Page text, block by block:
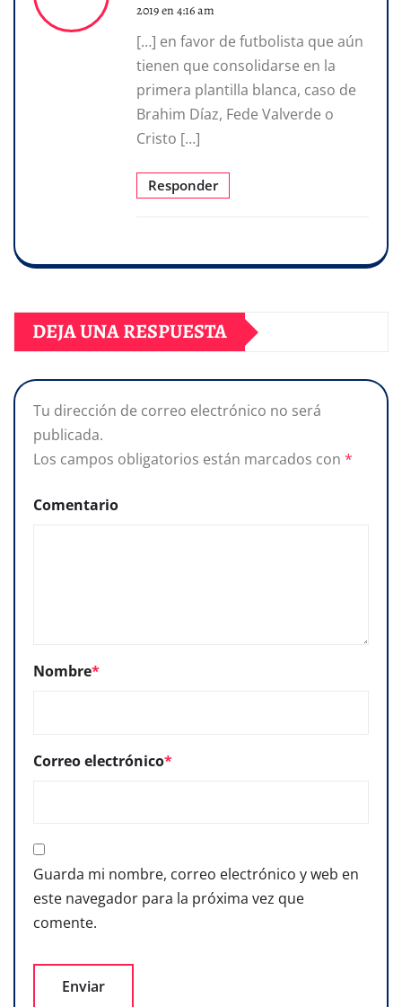
2019 en 4:16 am
[…] en favor de futbolista que aún
tienen que consolidarse en la
primera plantilla blanca, caso de
Brahim Díaz, Fede Valverde o
Cristo […]
Responder
DEJA UNA RESPUESTA
Tu dirección de correo electrónico no será
publicada.
Los campos obligatorios están marcados con *
Comentario
Nombre*
Correo electrónico*
Guarda mi nombre, correo electrónico y web en
este navegador para la próxima vez que
comente.